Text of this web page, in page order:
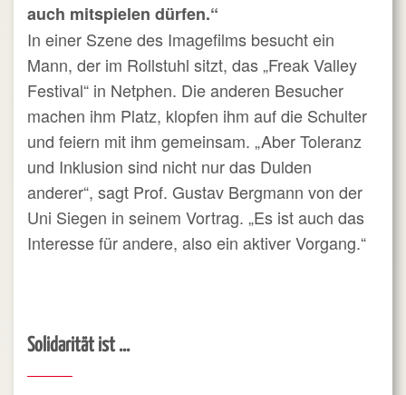
auch mitspielen dürfen.“
In einer Szene des Imagefilms besucht ein
Mann, der im Rollstuhl sitzt, das „Freak Valley
Festival“ in Netphen. Die anderen Besucher
machen ihm Platz, klopfen ihm auf die Schulter
und feiern mit ihm gemeinsam. „Aber Toleranz
und Inklusion sind nicht nur das Dulden
anderer“, sagt Prof. Gustav Bergmann von der
Uni Siegen in seinem Vortrag. „Es ist auch das
Interesse für andere, also ein aktiver Vorgang.“
Solidarität ist ...